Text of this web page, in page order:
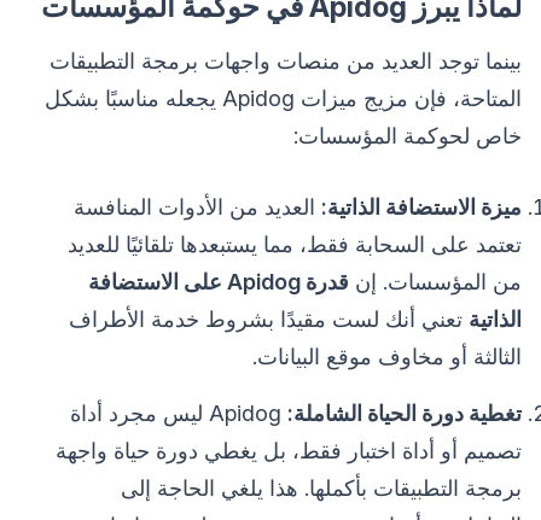
بينما توجد العديد من منصات واجهات برمجة التطبيقات
المتاحة، فإن مزيج ميزات Apidog يجعله مناسبًا بشكل
خاص لحوكمة المؤسسات:
ميزة الاستضافة الذاتية: العديد من الأدوات المنافسة
تعتمد على السحابة فقط، مما يستبعدها تلقائيًا للعديد
من المؤسسات. إن
قدرة Apidog على الاستضافة
الذاتية تعني أنك لست مقيدًا بشروط خدمة الأطراف
الثالثة أو مخاوف موقع البيانات.
تغطية دورة الحياة الشاملة:
Apidog ليس مجرد أداة
تصميم أو أداة اختبار فقط، بل يغطي دورة حياة واجهة
برمجة التطبيقات بأكملها. هذا يلغي الحاجة إلى